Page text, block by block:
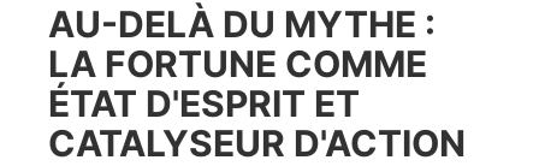
AU-DELÀ DU MYTHE :
LA FORTUNE COMME
ÉTAT D'ESPRIT ET
CATALYSEUR D'ACTION